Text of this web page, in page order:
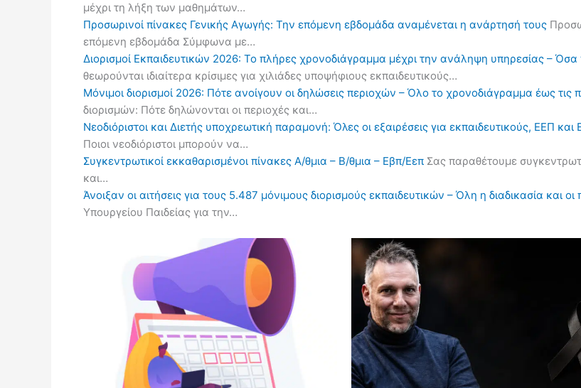
μέχρι τη λήξη των μαθημάτων…
Προσωρινοί πίνακες Γενικής Αγωγής: Την επόμενη εβδομάδα αναμένεται η ανάρτησή τους
επόμενη εβδομάδα Σύμφωνα με…
Διορισμοί Εκπαιδευτικών 2026: Το πλήρες χρονοδιάγραμμα μέχρι την ανάληψη υπηρεσίας – Όσα
θεωρούνται ιδιαίτερα κρίσιμες για χιλιάδες υποψήφιους εκπαιδευτικούς…
Μόνιμοι διορισμοί 2026: Πότε ανοίγουν οι δηλώσεις περιοχών – Όλο το χρονοδιάγραμμα έως
διορισμών: Πότε δηλώνονται οι περιοχές και…
Νεοδιόριστοι και Διετής υποχρεωτική παραμονή: Όλες οι εξαιρέσεις για εκπαιδευτικούς, ΕΕΠ και
Ποιοι νεοδιόριστοι μπορούν να…
Συγκεντρωτικοί εκκαθαρισμένοι πίνακες Α/θμια – Β/θμια – Εβπ/Εεπ Σας παραθέτουμε
και…
Άνοιξαν οι αιτήσεις για τους 5.487 μόνιμους διορισμούς εκπαιδευτικών – Όλη η διαδικασία και οι
Υπουργείου Παιδείας για την…